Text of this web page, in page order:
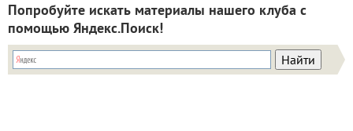
Попробуйте искать материалы нашего клуба с
помощью Яндекс.Поиск!